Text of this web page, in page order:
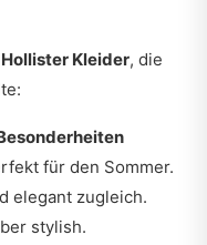
Hollister Kleider, die
für den Sommer.
elegant zugleich.
stylish.